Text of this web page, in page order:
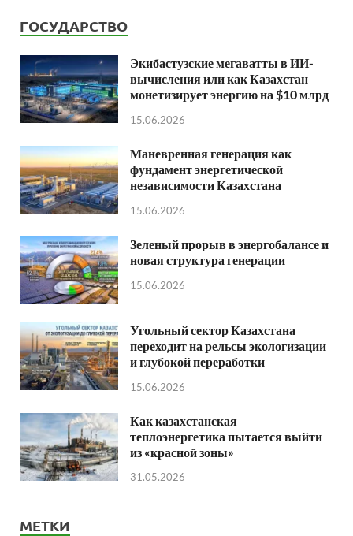
ГОСУДАРСТВО
Экибастузские мегаватты в ИИ-
вычисления или как Казахстан
монетизирует энергию на $10 млрд
15.06.2026
Маневренная генерация как
фундамент энергетической
независимости Казахстана
15.06.2026
Зеленый прорыв в энергобалансе и
новая структура генерации
15.06.2026
Угольный сектор Казахстана
переходит на рельсы экологизации
и глубокой переработки
15.06.2026
Как казахстанская
теплоэнергетика пытается выйти
из «красной зоны»
31.05.2026
МЕТКИ